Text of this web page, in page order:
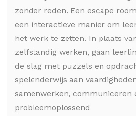
zonder reden. Een escape
een interactieve manier om
het werk te zetten. In plaats
zelfstandig werken, gaan
de slag met puzzels en
spelenderwijs aan
samenwerken, communiceren
probleemoplossend